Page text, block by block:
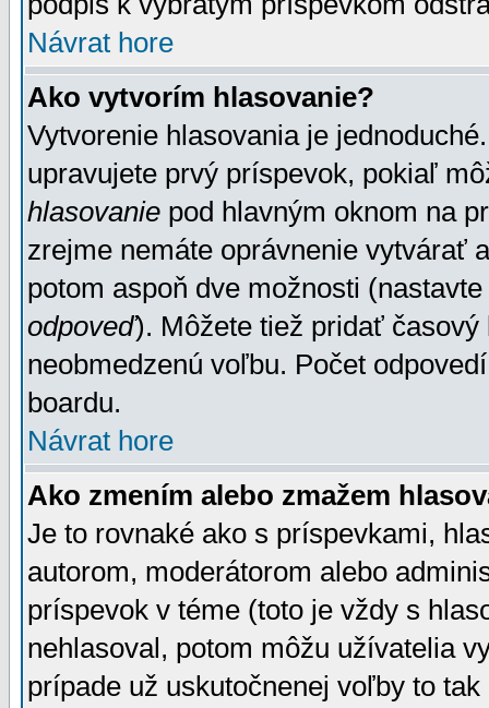
Návrat hore
Ako vytvorím hlasovanie?
Vytvorenie hlasovania je
upravujete prvý príspevok, pokiaľ
hlasovanie pod hlavným oknom na
zrejme nemáte oprávnenie vytvárať
potom aspoň dve možnosti
odpoveď). Môžete tiež pridať
neobmedzenú voľbu. Počet
boardu.
Návrat hore
Ako zmením alebo zmažem
Je to rovnaké ako s príspevkami,
autorom, moderátorom alebo
príspevok v téme (toto je vždy s
nehlasoval, potom môžu užívatelia
prípade už uskutočnenej voľby to